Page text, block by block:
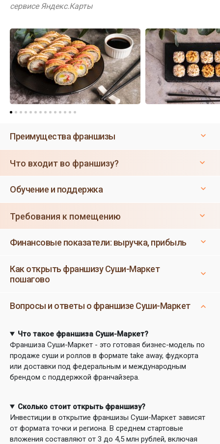
сервисе Яндекс.Карты
Преимущества франшизы
Что входит во франшизу?
Обучение и поддержка
Требования к помещению
Финансовые показатели: выручка, прибыль
Как открыть франшизу Суши-Маркет
пошагово
Вопросы и ответы о франшизе Суши-Маркет
Что такое франшиза Суши-Маркет?
Франшиза Суши-Маркет - это готовая бизнес-модель по
продаже суши и роллов в формате take away, фудкорта
или доставки под федеральным и международным
брендом с поддержкой франчайзера.
Сколько стоит открыть франшизу?
Инвестиции в открытие франшизы Суши-Маркет зависят
от формата точки и региона. В среднем стартовые
вложения составляют от 3 до 4,5 млн рублей, включая